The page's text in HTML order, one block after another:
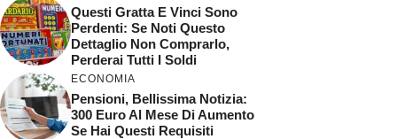
Questi Gratta E Vinci Sono
Perdenti: Se Noti Questo
Dettaglio Non Comprarlo,
Perderai Tutti I Soldi
ECONOMIA
Pensioni, Bellissima Notizia:
300 Euro Al Mese Di Aumento
Se Hai Questi Requisiti